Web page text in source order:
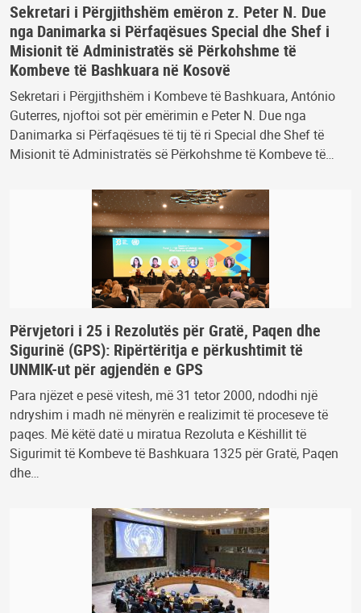
Sekretari i Përgjithshëm emëron z. Peter N. Due
nga Danimarka si Përfaqësues Special dhe Shef i
Misionit të Administratës së Përkohshme të
Kombeve të Bashkuara në Kosovë
Sekretari i Përgjithshëm i Kombeve të Bashkuara, António
Guterres, njoftoi sot për emërimin e Peter N. Due nga
Danimarka si Përfaqësues të tij të ri Special dhe Shef të
Misionit të Administratës së Përkohshme të Kombeve të…
Përvjetori i 25 i Rezolutës për Gratë, Paqen dhe
Sigurinë (GPS): Ripërtëritja e përkushtimit të
UNMIK-ut për agjendën e GPS
Para njëzet e pesë vitesh, më 31 tetor 2000, ndodhi një
ndryshim i madh në mënyrën e realizimit të proceseve të
paqes. Më këtë datë u miratua Rezoluta e Këshillit të
Sigurimit të Kombeve të Bashkuara 1325 për Gratë, Paqen
dhe…